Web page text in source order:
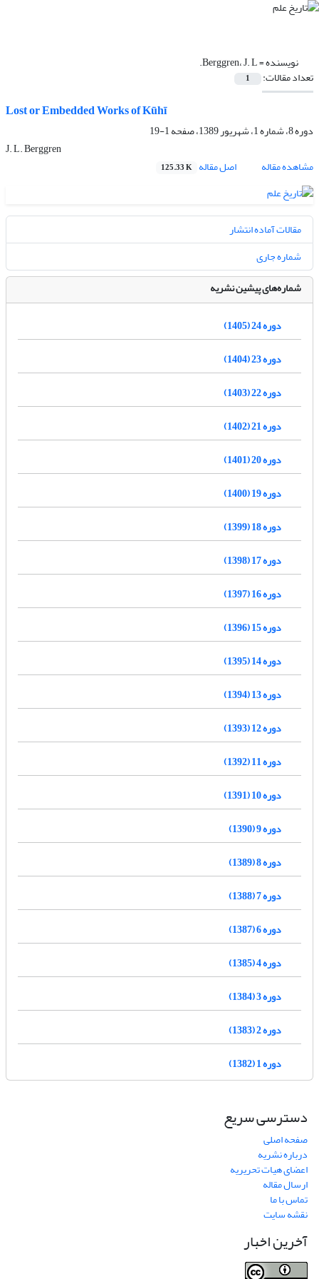
نویسنده =Berggren، J. L.
تعداد مقالات: 1
Lost or Embedded Works of Kūhī
دوره 8، شماره 1، شهریور 1389، صفحه
1-19
J. L. Berggren
مشاهده مقاله
اصل مقاله 125.33 K
مقالات آماده انتشار
شماره جاری
شماره‌های پیشین نشریه
دوره 24 (1405)
دوره 23 (1404)
دوره 22 (1403)
دوره 21 (1402)
دوره 20 (1401)
دوره 19 (1400)
دوره 18 (1399)
دوره 17 (1398)
دوره 16 (1397)
دوره 15 (1396)
دوره 14 (1395)
دوره 13 (1394)
دوره 12 (1393)
دوره 11 (1392)
دوره 10 (1391)
دوره 9 (1390)
دوره 8 (1389)
دوره 7 (1388)
دوره 6 (1387)
دوره 4 (1385)
دوره 3 (1384)
دوره 2 (1383)
دوره 1 (1382)
دسترسی سریع
صفحه اصلی
درباره نشریه
اعضای هیات تحریریه
ارسال مقاله
تماس با ما
نقشه سایت
آخرین اخبار